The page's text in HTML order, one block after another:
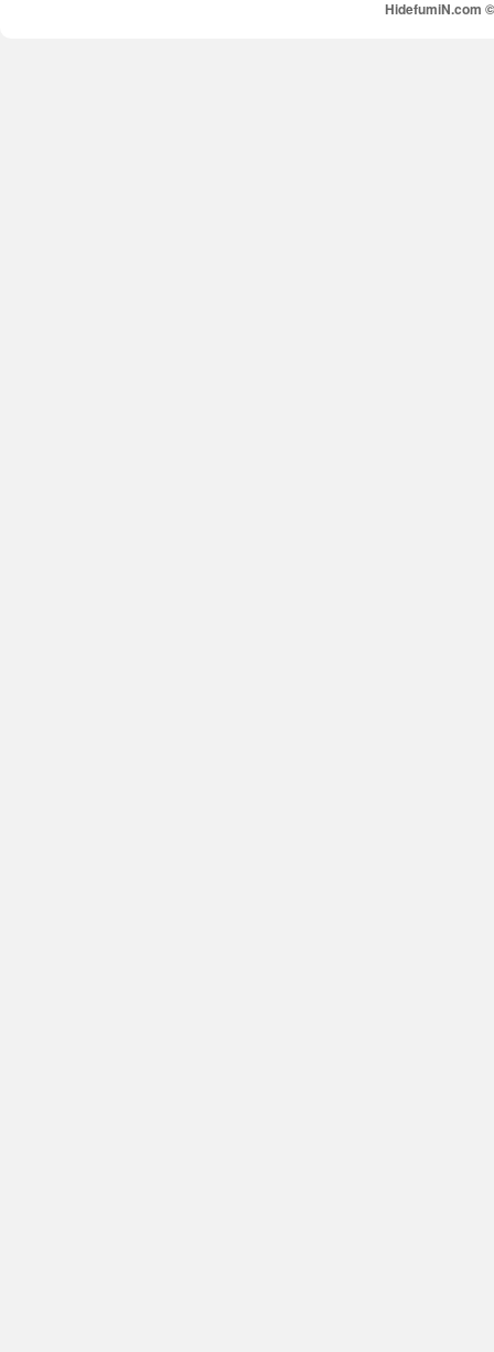
HidefumiN.com